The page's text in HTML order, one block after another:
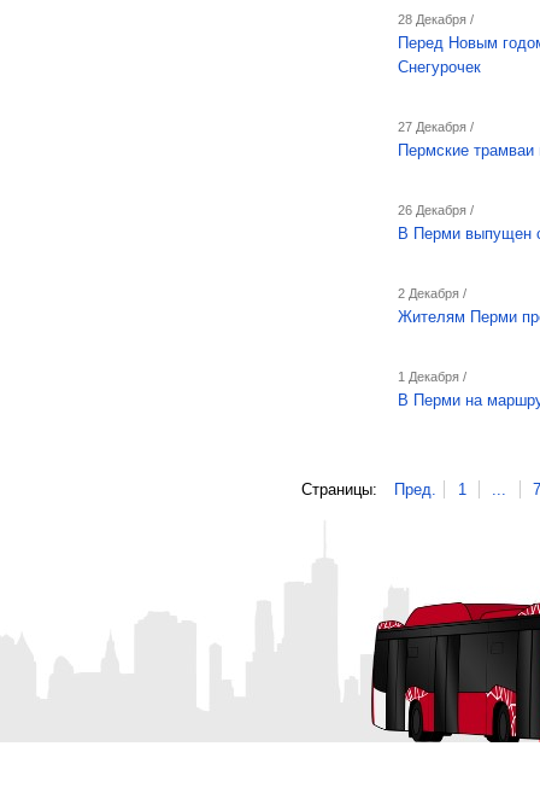
28 Декабря /
Перед Новым
Снегурочек
27 Декабря /
Пермские
26 Декабря /
В Перми выпущен
2 Декабря /
Жителям Перми
1 Декабря /
В Перми на
Страницы: Пред. 1 7